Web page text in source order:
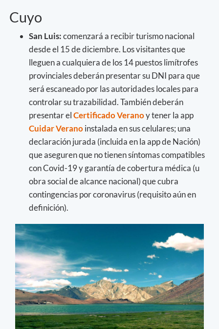
Cuyo
San Luis:comenzará a recibir turismo nacional
desde el 15 de diciembre. Los visitantes que
lleguen a cualquiera de los 14 puestos limítrofes
provinciales deberán presentar su DNI para que
será escaneado por las autoridades locales para
controlar su trazabilidad. También deberán
presentar elCertificado Veranoy tener la app
Cuidar Veranoinstalada en sus celulares; una
declaración jurada (incluida en la app de Nación)
que aseguren que no tienen síntomas compatibles
con Covid-19 y garantía de cobertura médica (u
obra social de alcance nacional) que cubra
contingencias por coronavirus (requisito aún en
definición).